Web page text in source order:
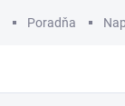
Poradňa